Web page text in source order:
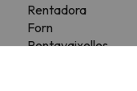
Rentadora
Forn
Rentavaixelles